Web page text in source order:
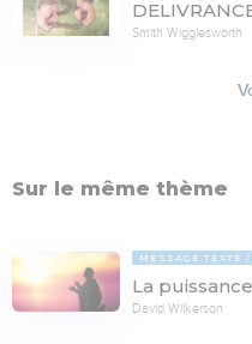
Smith Wigglesworth
Sur le même thème
MESSAGE TEXTE
La
David Wilkerson